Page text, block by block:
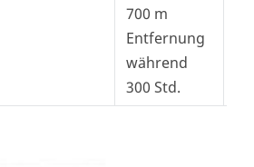
700 m
Entfernung
während
300 Std.